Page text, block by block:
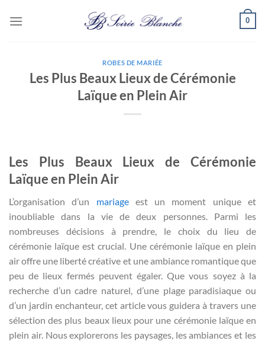
0
ROBES DE MARIÉE
Les Plus Beaux Lieux de Cérémonie
Laïque en Plein Air
Les Plus Beaux Lieux de Cérémonie
Laïque en Plein Air
L’organisation d’un mariageest un moment unique et
inoubliable dans la vie de deux personnes. Parmi les
nombreuses décisions à prendre, le choix du lieu de
cérémonie laïque est crucial. Une cérémonie laïque en plein
air offre une liberté créative et une ambiance romantique que
peu de lieux fermés peuvent égaler. Que vous soyez à la
recherche d’un cadre naturel, d’une plage paradisiaque ou
d’un jardin enchanteur, cet article vous guidera à travers une
sélection des plus beaux lieux pour une cérémonie laïque en
plein air. Nous explorerons les paysages, les ambiances et les